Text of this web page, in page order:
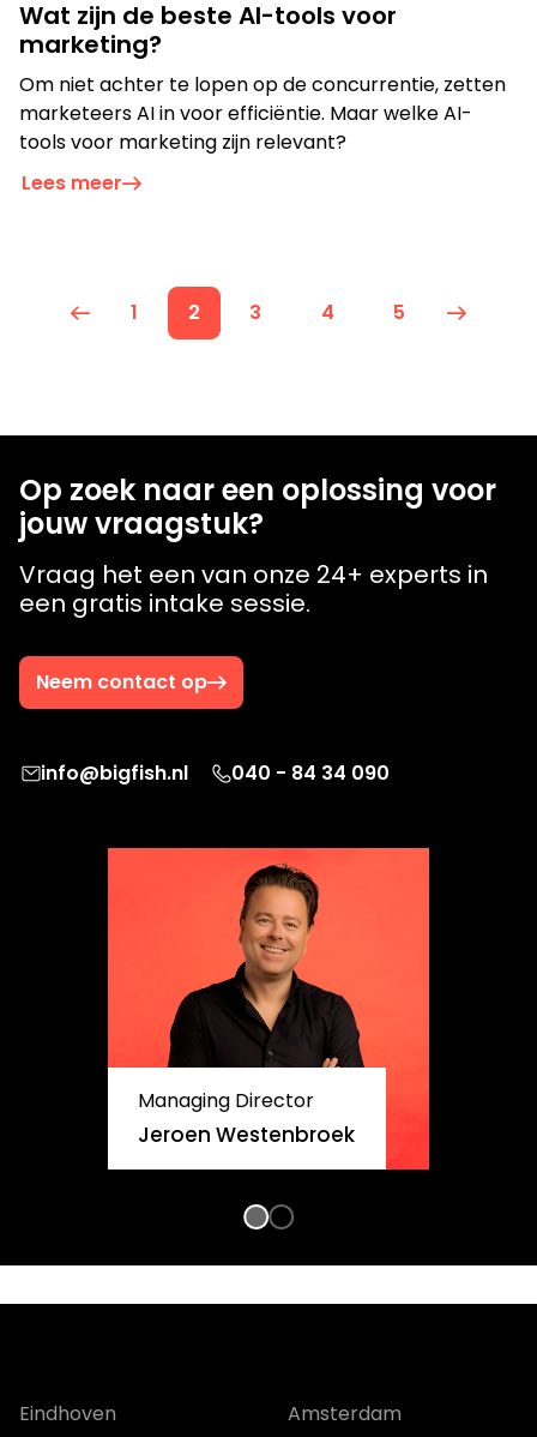
Wat zijn de beste AI-tools voor
marketing?
Om niet achter te lopen op de concurrentie, zetten
marketeers AI in voor efficiëntie. Maar welke AI-
tools voor marketing zijn relevant?
Lees meer
1 2 3 4 5
Op zoek naar een oplossing voor
jouw vraagstuk?
Vraag het een van onze 24+ experts in
een gratis intake sessie.
Neem contact op
info@bigfish.nl 040 - 84 34 090
Managing Director
Jeroen Westenbroek
Eindhoven Amsterdam